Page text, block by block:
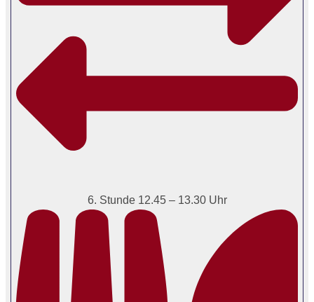
6. Stunde 12.45 – 13.30 Uhr